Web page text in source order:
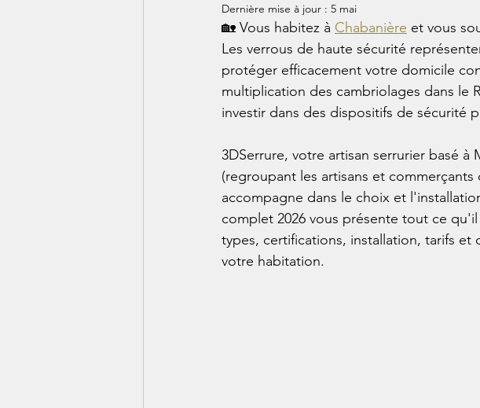
Dernière mise à jour : 5 mai
🏡 Vous habitez à Chabanière et vous
Les verrous de haute sécurité
protéger efficacement votre domicile
multiplication des cambriolages dans le
investir dans des dispositifs de sécurité
3DSerrure, votre artisan serrurier basé à
(regroupant les artisans et
accompagne dans le choix et
complet 2026 vous présente tout ce
types, certifications, installation, tarifs
votre habitation.